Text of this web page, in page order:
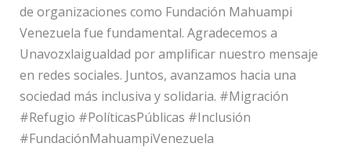
de organizaciones como Fundación Mahuampi
Venezuela fue fundamental. Agradecemos a
Unavozxlaigualdad por amplificar nuestro mensaje
en redes sociales. Juntos, avanzamos hacia una
sociedad más inclusiva y solidaria. #Migración
#Refugio #PolíticasPúblicas #Inclusión
#FundaciónMahuampiVenezuela